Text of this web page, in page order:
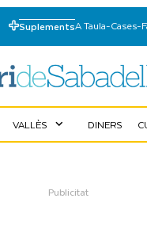
SuplementsA Taula-Cases-
VALLÈS expand_more DINERS